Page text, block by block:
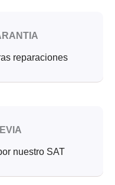
reparaciones
nuestro SAT